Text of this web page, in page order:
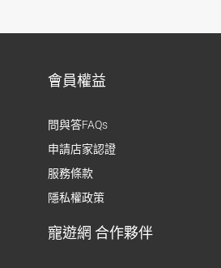
會員權益
問與答FAQs
申請店家認證
服務條款
隱私權政策
寵遊網 合作夥伴